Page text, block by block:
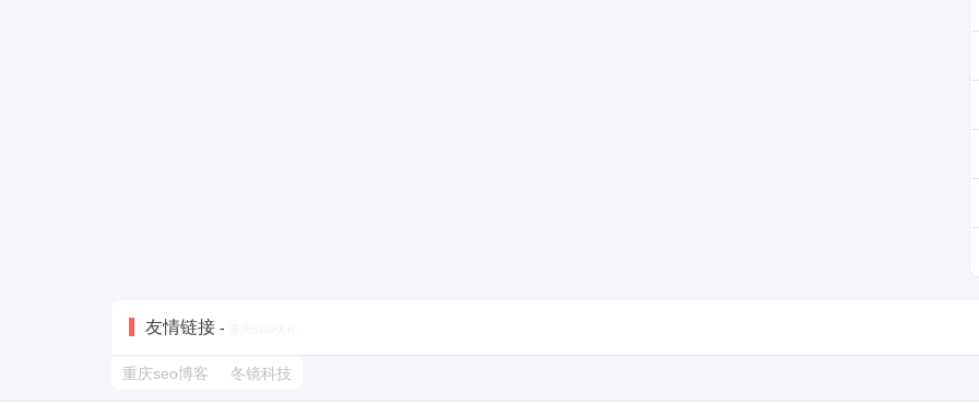
友情链接 -
重庆seo博客 冬镜科技